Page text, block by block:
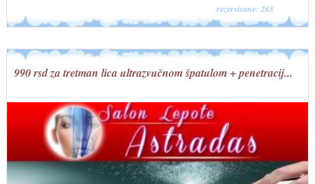
rezervisane: 265
990 rsd za tretman lica ultrazvučnom špatulom + penetracij...